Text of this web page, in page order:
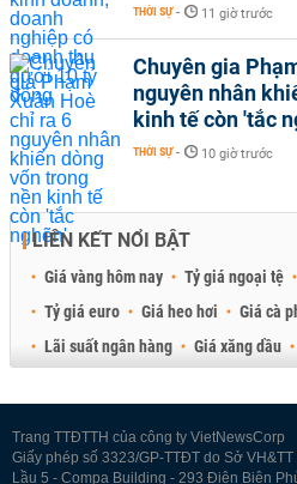
THỜI SỰ - 11 giờ trước
Chuyên gia
nguyên nhân
kinh tế còn 'tắc
THỜI SỰ - 10 giờ trước
LIÊN KẾT NỔI BẬT
Giá vàng hôm nay Tỷ giá ngoại tệ
Tỷ giá euro
Giá heo hơi Giá cà
Lãi suất ngân hàng
Giá xăng dầu
Trang TTĐTTH của công ty VietNewsCorp
Giấy phép số 3323/GP-TTĐT do Sở
Lầu 5 - Compa Building - 293 Điện Biên